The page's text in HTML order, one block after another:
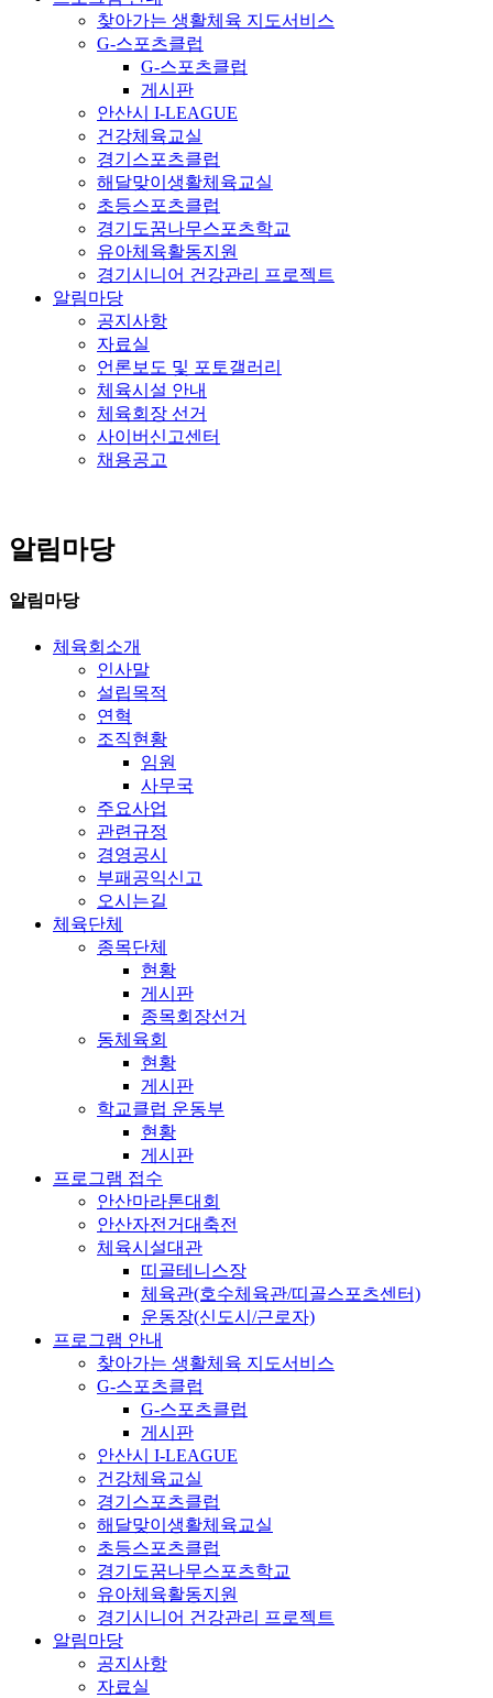
찾아가는 생활체육 지도서비스
G-스포츠클럽
G-스포츠클럽
게시판
안산시 I-LEAGUE
건강체육교실
경기스포츠클럽
해달맞이생활체육교실
초등스포츠클럽
경기도꿈나무스포츠학교
유아체육활동지원
경기시니어 건강관리 프로젝트
알림마당
공지사항
자료실
언론보도 및 포토갤러리
체육시설 안내
체육회장 선거
사이버신고센터
채용공고
알림마당
알림마당
체육회소개
인사말
설립목적
연혁
조직현황
임원
사무국
주요사업
관련규정
경영공시
부패공익신고
오시는길
체육단체
종목단체
현황
게시판
종목회장선거
동체육회
현황
게시판
학교클럽 운동부
현황
게시판
프로그램 접수
안산마라톤대회
안산자전거대축전
체육시설대관
띠골테니스장
체육관(호수체육관/띠골스포츠센터)
운동장(신도시/근로자)
프로그램 안내
찾아가는 생활체육 지도서비스
G-스포츠클럽
G-스포츠클럽
게시판
안산시 I-LEAGUE
건강체육교실
경기스포츠클럽
해달맞이생활체육교실
초등스포츠클럽
경기도꿈나무스포츠학교
유아체육활동지원
경기시니어 건강관리 프로젝트
알림마당
공지사항
자료실